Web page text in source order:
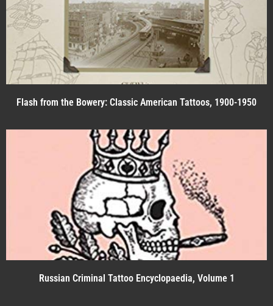
Flash from the Bowery: Classic American Tattoos, 1900-1950
Russian Criminal Tattoo Encyclopaedia, Volume 1